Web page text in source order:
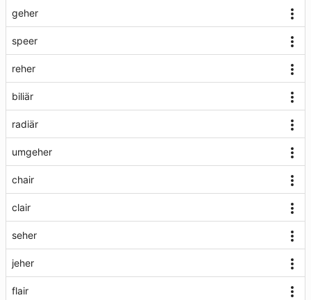
geher
speer
reher
biliär
radiär
umgeher
chair
clair
seher
jeher
flair